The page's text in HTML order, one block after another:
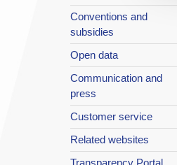
Conventions and
subsidies
Open data
Communication and
press
Customer service
Related websites
Transparency Portal